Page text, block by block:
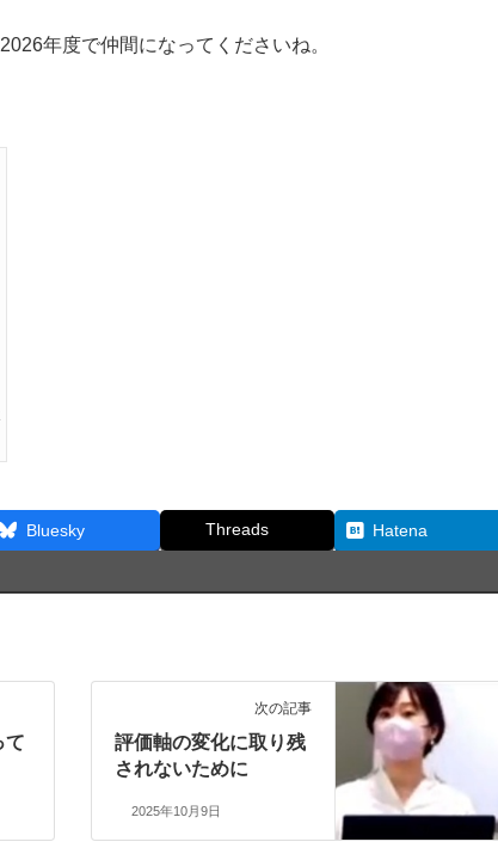
年度で仲間になってくださいね。
Bluesky Threads Hatena
て
次の記事
評価軸の変化に取り残
されないために
2025年10月9日